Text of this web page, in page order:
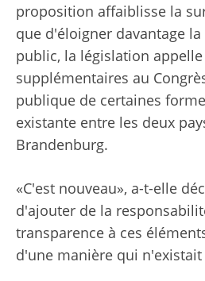
proposition affaiblisse la
que d'éloigner davantage
public, la législation
supplémentaires au
publique de certaines
existante entre les deux
Brandenburg.
«C'est nouveau», a-t-elle
d'ajouter de la
transparence à ces
d'une manière qui n'existait